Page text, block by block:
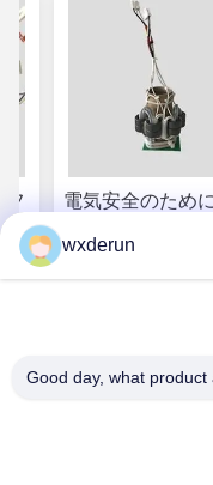
フ
ム
電気安全のために
お問い合
wxderun
Good day, what